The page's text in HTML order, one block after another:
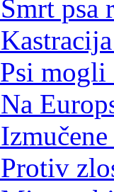
psa